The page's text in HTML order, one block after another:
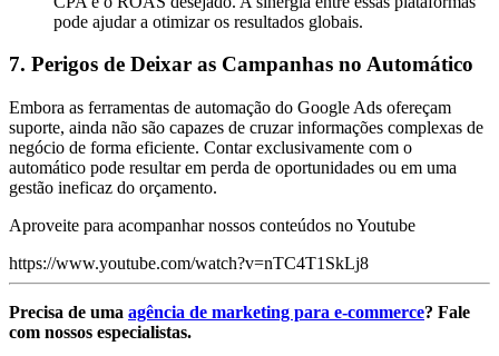
pode ajudar a otimizar os resultados globais.
7. Perigos de Deixar as Campanhas no Automático
Embora as ferramentas de automação do Google Ads ofereçam
suporte, ainda não são capazes de cruzar informações complexas de
negócio de forma eficiente. Contar exclusivamente com o
automático pode resultar em perda de oportunidades ou em uma
gestão ineficaz do orçamento.
Aproveite para acompanhar nossos conteúdos no Youtube
https://www.youtube.com/watch?v=nTC4T1SkLj8
Precisa de uma agência de marketing para e-commerce? Fale
com nossos especialistas.